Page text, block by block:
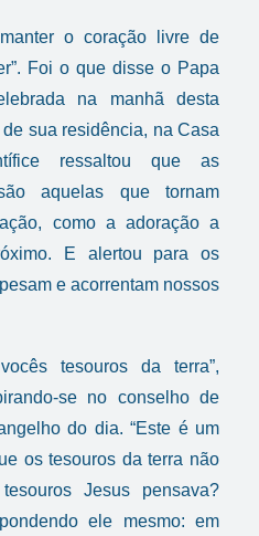
o coração livre de
Foi o que disse o Papa
na manhã desta
sua residência, na Casa
ressaltou que as
aquelas que tornam
como a adoração a
E alertou para os
e acorrentam nossos
tesouros da terra”,
se no conselho de
do dia. “Este é um
os tesouros da terra não
Jesus pensava?
ele mesmo: em